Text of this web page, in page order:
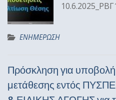
ΕΝΗΜΕΡΩΣΗ
Πρόσκληση για υποβολή
μετάθεσης εντός